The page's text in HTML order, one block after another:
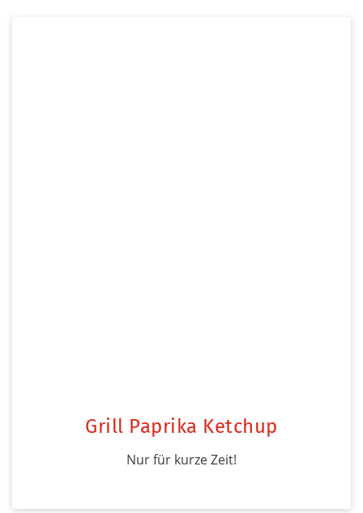
Grill Paprika Ketchup
Nur für kurze Zeit!